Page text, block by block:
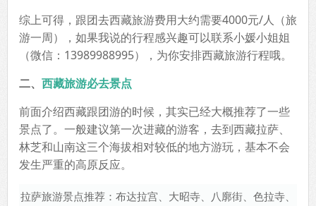
综上可得，跟团去西藏旅游费用大约需要4000元/人（旅
游一周），如果我说的行程感兴趣可以联系小媛小姐姐
（微信：13989988995），为你安排西藏旅游行程哦。
二、 西藏旅游必去景点
前面介绍西藏跟团游的时候，其实已经大概推荐了一些
景点了。一般建议第一次进藏的游客，去到西藏拉萨、
林芝和山南这三个海拔相对较低的地方游玩，基本不会
发生严重的高原反应。
拉萨旅游景点推荐：布达拉宫、大昭寺、八廓街、色拉寺、